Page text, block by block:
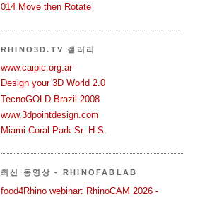
014 Move then Rotate
RHINO3D.TV 갤러리
www.caipic.org.ar
Design your 3D World 2.0
TecnoGOLD Brazil 2008
www.3dpointdesign.com
Miami Coral Park Sr. H.S.
최신 동영상 - RHINOFABLAB
food4Rhino webinar: RhinoCAM 2026 -